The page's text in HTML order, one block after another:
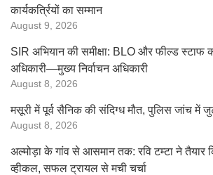
कार्यकर्त्रियों का सम्मान
August 9, 2026
SIR अभियान की समीक्षा: BLO और फील्ड स्टाफ
अधिकारी—मुख्य निर्वाचन अधिकारी
August 8, 2026
मसूरी में पूर्व सैनिक की संदिग्ध मौत, पुलिस जांच में
August 8, 2026
अल्मोड़ा के गांव से आसमान तक: रवि टम्टा ने तैयार
व्हीकल, सफल ट्रायल से मची चर्चा